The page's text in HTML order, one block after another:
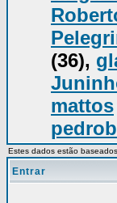
(36),
mattos
Estes dados estão
Entrar